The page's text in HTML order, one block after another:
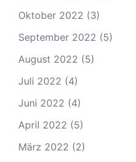
Oktober 2022 (3)
September 2022 (5)
August 2022 (5)
Juli 2022 (4)
Juni 2022 (4)
April 2022 (5)
März 2022 (2)